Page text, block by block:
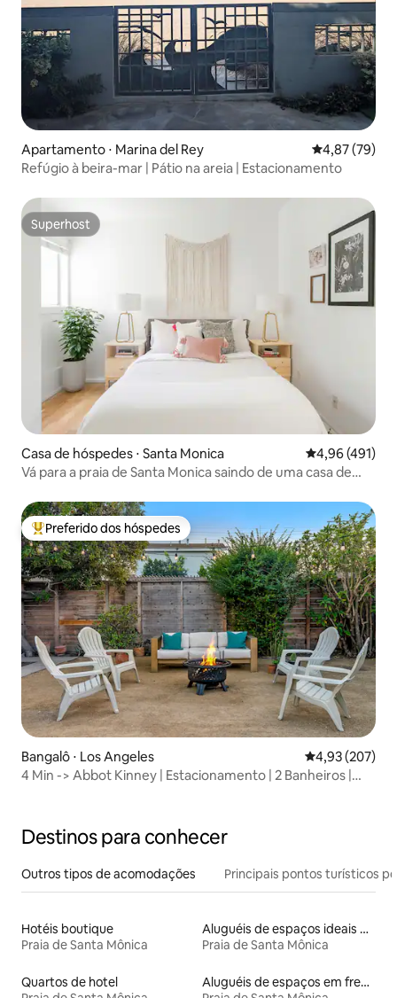
Apartamento ⋅ Marina del Rey 4,87 de uma
4,87 (79)
Refúgio à beira-mar | Pátio na areia | Estacionamento
Superhost
Superhost
Casa de hóspedes ⋅ Santa Monica 4,96 de uma
4,96 (491)
Vá para a praia de Santa Monica saindo de uma casa de
Entre os melhores preferidos dos hóspedes
Preferido dos hóspedes
Bangalô ⋅ Los Angeles 4,93 de uma
4,93 (207)
4 Min -> Abbot Kinney | Estacionamento | 2 Banheiros |
Destinos para conhecer
Outros tipos de acomodações Principais pontos turísticos
Hotéis boutique
Praia de Santa Mônica
Aluguéis de espaços ideais para famílias
Praia de Santa Mônica
Quartos de hotel
Aluguéis de espaços em frente à praia